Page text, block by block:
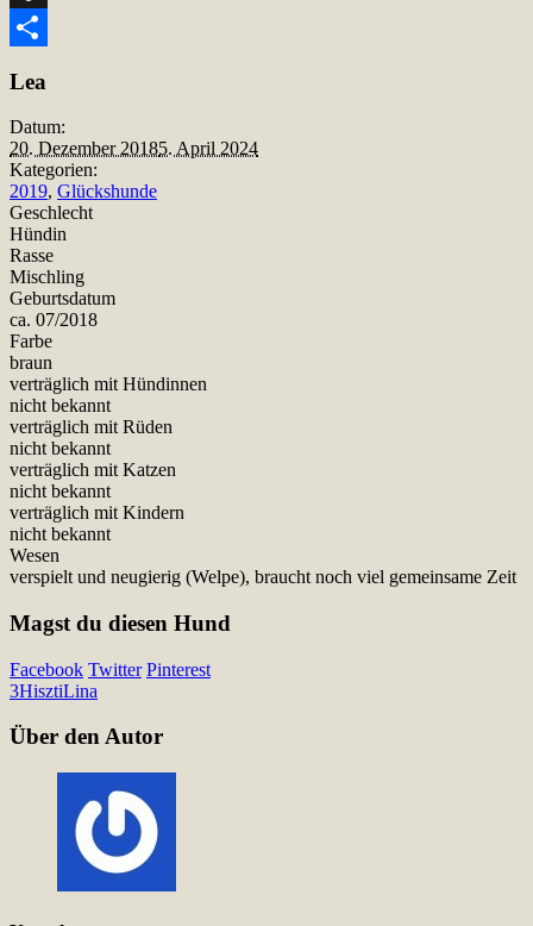
Snapchat
Lea
Datum:
20. Dezember 20185. April 2024
Kategorien:
2019, Glückshunde
Geschlecht
Hündin
Rasse
Mischling
Geburtsdatum
ca. 07/2018
Farbe
braun
verträglich mit Hündinnen
nicht bekannt
verträglich mit Rüden
nicht bekannt
verträglich mit Katzen
nicht bekannt
verträglich mit Kindern
nicht bekannt
Wesen
verspielt und neugierig (Welpe), braucht noch viel gemeinsame Zeit
Magst du diesen Hund
Facebook Twitter Pinterest
3HisztiLina
Über den Autor